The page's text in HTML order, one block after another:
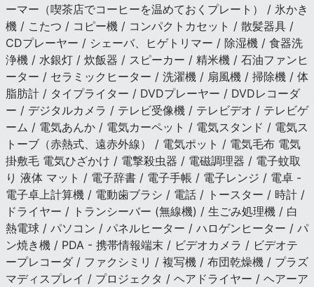
ーマー（喫茶店でコーヒーを温めておくプレート） / 氷かき
機 / こたつ / コピー機 / コンパクトカセット / 散髪器具 /
CDプレーヤー / シェーバ、ヒゲトリマー / 除湿機 / 食器洗
浄機 / 水銀灯 / 炊飯器 / スピーカー / 精米機 / 石油ファンヒ
ーター / セラミックヒーター / 洗濯機 / 扇風機 / 掃除機 / 体
脂肪計 / タイプライター / DVDプレーヤー / DVDレコーダ
ー / デジタルカメラ / テレビ受像機 / テレビデオ / テレビゲ
ーム / 電気あんか / 電気カーペット / 電気スタンド / 電気ス
トーブ（赤熱式、遠赤外線） / 電気ポット / 電気毛布 電気
掛敷毛 電気ひざかけ / 電撃殺虫器 / 電磁調理器 / 電子蚊取
り 液体 マット / 電子辞書 / 電子手帳 / 電子レンジ / 電卓 -
電子卓上計算機 / 電動歯ブラシ / 電話 / トースター / 時計 /
ドライヤー / トランシーバー (無線機) / 生ごみ処理機 / 白
熱電球 / パソコン / パネルヒーター / ハロゲンヒーター / パ
ン焼き機 / PDA - 携帯情報端末 / ビデオカメラ / ビデオテ
ープレコーダ / ファクシミリ / 複写機 / 布団乾燥機 / プラズ
マディスプレイ / プロジェクタ / ヘアドライヤー / ヘアーア